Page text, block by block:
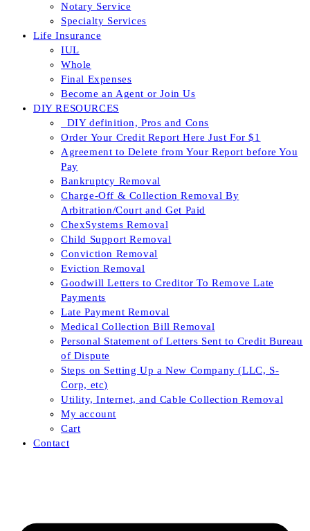
Notary Service
Specialty Services
Life Insurance
IUL
Whole
Final Expenses
Become an Agent or Join Us
DIY RESOURCES
_DIY definition, Pros and Cons
Order Your Credit Report Here Just For $1
Agreement to Delete from Your Report before You
Pay
Bankruptcy Removal
Charge-Off & Collection Removal By
Arbitration/Court and Get Paid
ChexSystems Removal
Child Support Removal
Conviction Removal
Eviction Removal
Goodwill Letters to Creditor To Remove Late
Payments
Late Payment Removal
Medical Collection Bill Removal
Personal Statement of Letters Sent to Credit Bureau
of Dispute
Steps on Setting Up a New Company (LLC, S-
Corp, etc)
Utility, Internet, and Cable Collection Removal
My account
Cart
Contact